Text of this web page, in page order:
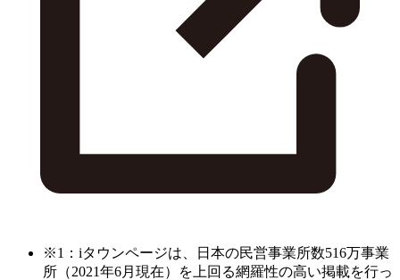
※1：iタウンページは、日本の民営事業所数516万事業
所（2021年6月現在）を上回る網羅性の高い掲載を行っ